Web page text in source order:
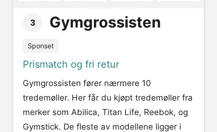
3 Gymgrossisten
Sponset
Prismatch og fri retur
Gymgrossisten fører nærmere 10
tredemøller. Her får du kjøpt tredemøller fra
merker som Abilica, Titan Life, Reebok, og
Gymstick. De fleste av modellene ligger i